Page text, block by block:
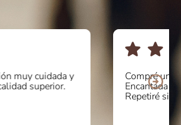
online y la atención fue de 10.
calidad y comodidad del producto.